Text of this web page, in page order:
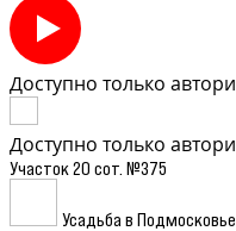
Доступно только
Доступно только
Участок 20 сот. №375
Усадьба в